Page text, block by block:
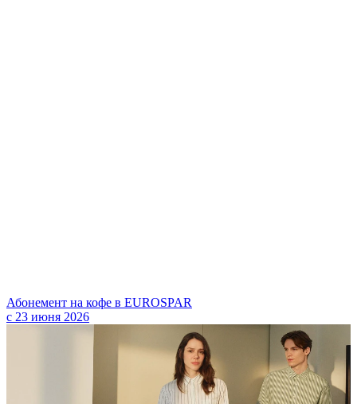
Абонемент на кофе в EUROSPAR
с 23 июня 2026